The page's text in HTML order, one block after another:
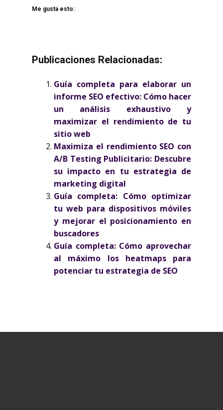
Me gusta esto:
Publicaciones Relacionadas:
Guía completa para elaborar un
informe SEO efectivo: Cómo hacer
un análisis exhaustivo y
maximizar el rendimiento de tu
sitio web
Maximiza el rendimiento SEO con
A/B Testing Publicitario: Descubre
su impacto en tu estrategia de
marketing digital
Guía completa: Cómo optimizar
tu web para dispositivos móviles
y mejorar el posicionamiento en
buscadores
Guía completa: Cómo aprovechar
al máximo los heatmaps para
potenciar tu estrategia de SEO